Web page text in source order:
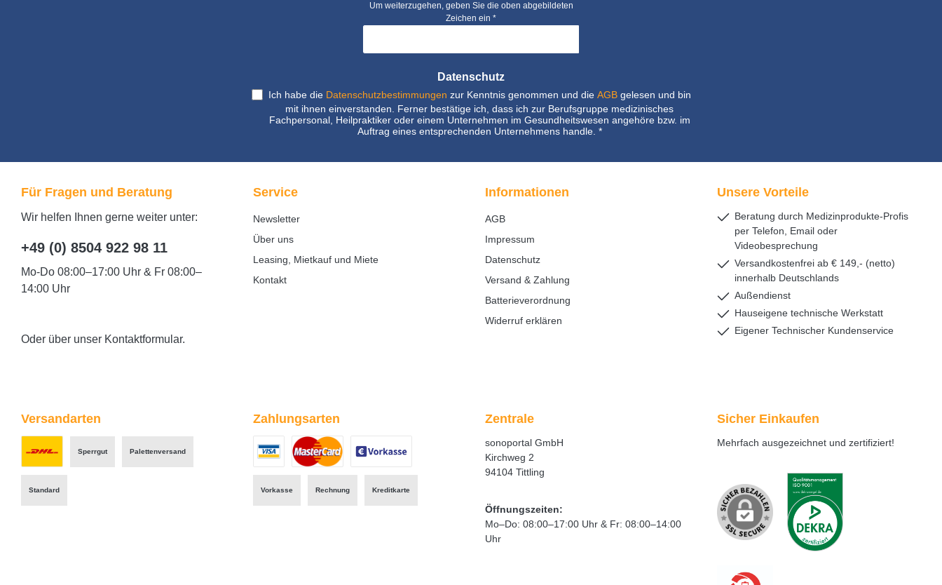
Um weiterzugehen, geben Sie die oben abgebildeten
Zeichen ein *
Datenschutz
Ich habe die Datenschutzbestimmungen zur Kenntnis genommen und die AGBgelesen und bin
mit ihnen einverstanden. Ferner bestätige ich, dass ich zur Berufsgruppe medizinisches
Fachpersonal, Heilpraktiker oder einem Unternehmen im Gesundheitswesen angehöre bzw. im
Auftrag eines entsprechenden Unternehmens handle. *
Für Fragen und Beratung
Wir helfen Ihnen gerne weiter unter:
+49 (0) 8504 922 98 11
Mo-Do 08:00–17:00 Uhr & Fr 08:00–
14:00 Uhr
Oder über unser Kontaktformular.
Unsere Vorteile
Beratung durch Medizinprodukte-Profis
per Telefon, Email oder
Videobesprechung
Versandkostenfrei ab € 149,- (netto)
innerhalb Deutschlands
Außendienst
Hauseigene technische Werkstatt
Eigener Technischer Kundenservice
Zentrale
sonoportal GmbH
Kirchweg 2
94104 Tittling
Öffnungszeiten:
Mo–Do: 08:00–17:00 Uhr & Fr: 08:00–14:00
Uhr
Sicher Einkaufen
Mehrfach ausgezeichnet und zertifiziert!
Service
Newsletter
Über uns
Leasing, Mietkauf und Miete
Kontakt
Informationen
AGB
Impressum
Datenschutz
Versand & Zahlung
Batterieverordnung
Widerruf erklären
Versandarten
Standard
Sperrgut Palettenversand
Zahlungsarten
Vorkasse Rechnung Kreditkarte